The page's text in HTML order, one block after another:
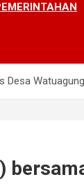
Desa Watuagung